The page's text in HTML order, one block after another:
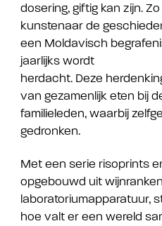
dosering, giftig kan zijn.
kunstenaar de
een Moldavisch
jaarlijks wordt
herdacht. Deze
van gezamenlijk eten bij
familieleden, waarbij
gedronken.
Met een serie risoprints
opgebouwd uit
laboratoriumapparatuur,
hoe valt er een wereld